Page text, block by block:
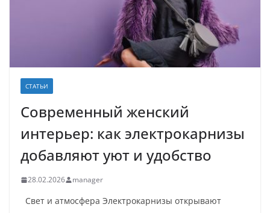
СТАТЬИ
Современный женский
интерьер: как электрокарнизы
добавляют уют и удобство
28.02.2026 manager
Свет и атмосфера Электрокарнизы открывают